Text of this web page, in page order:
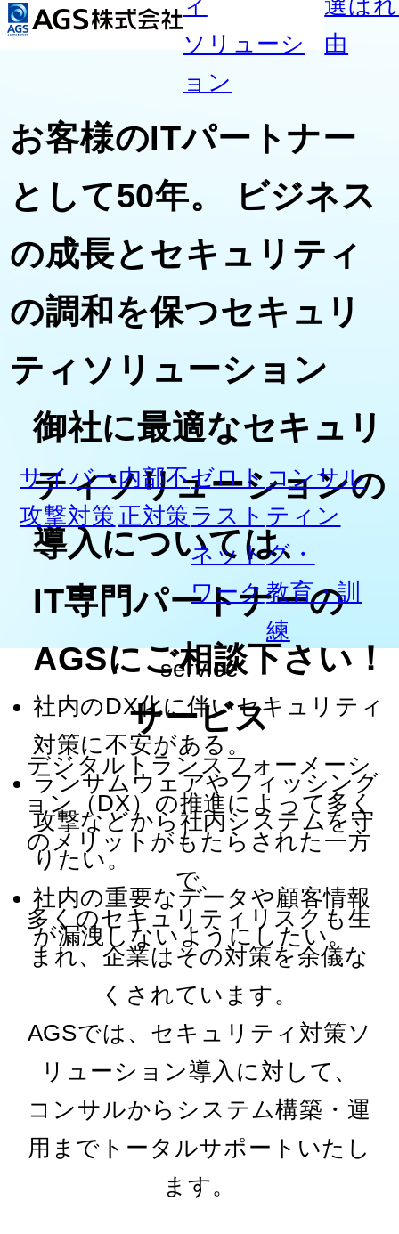
ソ
リ
ュ
ー
シ
ョ
ン
る理由
サービ
ス内容
ご
ー
標的
練
30
セ
ウ
復
情
ル
ビス
「
ご
お客様のITパートナー
として50年。
ビジネス
の成長とセキュリティ
の調和を保つセキュリ
ティソリューション
御社に最適なセキュリ
ティソリューションの
導入については、
IT専門パートナーの
AGSにご相談下さい！
社内のDX化に伴いセキュリティ
対策に不安がある。
ランサムウェアやフィッシング
攻撃などから社内システムを守
りたい。
社内の重要なデータや顧客情報
が漏洩しないようにしたい。
サイバー
攻撃対策
内部不
正対策
ゼロト
ラスト
ネット
ワーク
コンサル
ティン
グ・
教育・訓
練
service
サービス
デジタルトランスフォーメーシ
ョン（DX）の推進によって多く
のメリットがもたらされた一方
で、
多くのセキュリティリスクも生
まれ、企業はその対策を余儀な
くされています。
AGSでは、セキュリティ対策ソ
リューション導入に対して、
コンサルからシステム構築・運
用までトータルサポートいたし
ます。